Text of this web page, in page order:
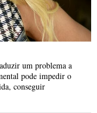
um problema a
pode impedir o
conseguir